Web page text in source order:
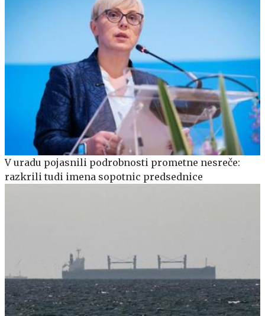
V uradu pojasnili podrobnosti prometne nesreče:
razkrili tudi imena sopotnic predsednice